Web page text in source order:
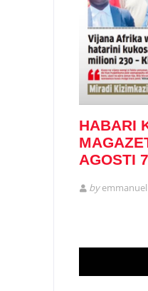
HABARI
AGOSTI
by